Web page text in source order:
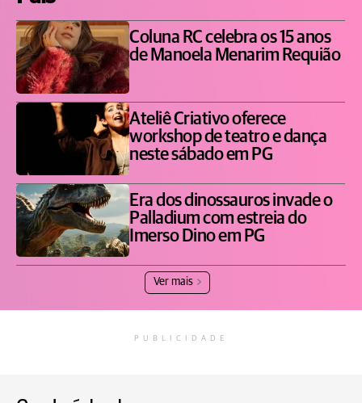
Coluna RC celebra os 15 anos
de Manoela Menarim Requião
Ateliê Criativo oferece
workshop de teatro e dança
neste sábado em PG
Era dos dinossauros invade o
Palladium com estreia do
Imerso Dino em PG
Ver mais
PUBLICIDADE